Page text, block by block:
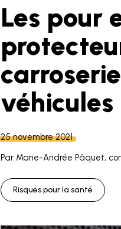
Les pour
véhicules
25 novembre 2021
Par Marie-Andrée Pâquet,
Risques pour la santé